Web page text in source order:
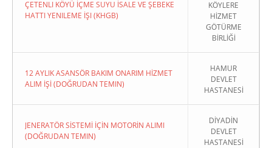
ÇETENLI KÖYÜ İÇME SUYU İSALE VE ŞEBEKE
HATTI YENILEME İŞI (KHGB)
KÖYLERE
HİZMET
GÖTÜRME
BİRLİĞİ
12 AYLIK ASANSÖR BAKIM ONARIM HİZMET
ALIM İŞİ (DOĞRUDAN TEMIN)
HAMUR
DEVLET
HASTANESİ
JENERATÖR SİSTEMİ İÇİN MOTORİN ALIMI
(DOĞRUDAN TEMIN)
DİYADİN
DEVLET
HASTANESİ